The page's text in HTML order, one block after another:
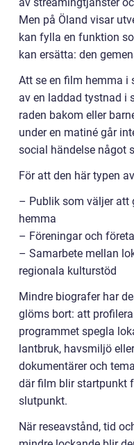
av streamingtjänster
Men på Öland visar
kan fylla en funktion
kan ersätta: den
Att se en film hemma i
av en laddad tystnad i
raden bakom eller
under en matiné går
social händelse något
För att den här typen
– Publik som väljer att
hemma
– Föreningar och
– Samarbete mellan
regionala kulturstöd
Mindre biografer har
glöms bort: att
programmet spegla
lantbruk, havsmiljö
dokumentärer och
där film blir startpunkt
slutpunkt.
När reseavstånd, tid